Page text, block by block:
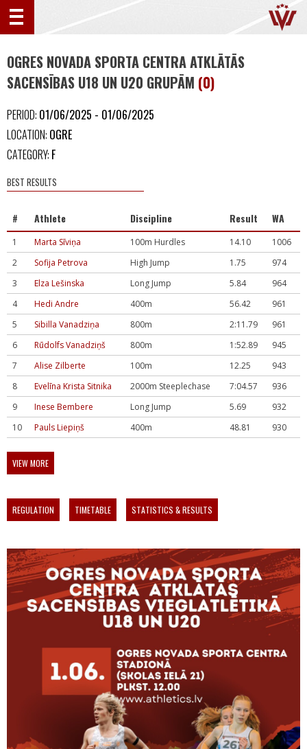
OGRES NOVADA SPORTA CENTRA ATKLĀTĀS
SACENSĪBAS U18 UN U20 GRUPĀM (0)
PERIOD: 01/06/2025 - 01/06/2025
LOCATION: OGRE
CATEGORY: F
BEST RESULTS
# Athlete Discipline Result WA
1 Marta Sīviņa 100m Hurdles 14.10
1006
2
Sofija Petrova High Jump 1.75
974
3
Elza Lešinska Long Jump 5.84
964
4
Hedi Andre 400m 56.42
961
5
Sibilla Vanadziņa 800m 2:11.79
961
6
Rūdolfs Vanadziņš 800m 1:52.89
945
7
Alise Zilberte 100m 12.25
943
8
Evelīna Krista Sitnika 2000m Steeplechase 7:04.57
936
9
Inese Bembere Long Jump 5.69
932
10
Pauls Liepiņš 400m 48.81 930
VIEW MORE
REGULATION TIMETABLE STATISTICS & RESULTS